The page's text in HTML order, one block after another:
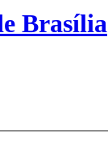
Brasília